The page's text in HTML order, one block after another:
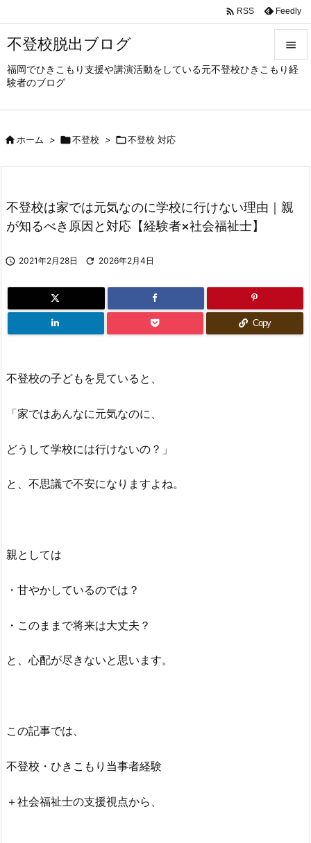
不登校脱出ブログ
福岡でひきこもり支援や講演活動をしている元不登校ひきこもり経
験者のブログ




 RSS Feedly
ホーム > 不登校 > 不登校 対応
不登校は家では元気なのに学校に行けない理由｜親
が知るべき原因と対応【経験者×社会福祉士】
 2021年2月28日  2026年2月4日
Copy
不登校の子どもを見ていると、
「家ではあんなに元気なのに、
どうして学校には行けないの？」
と、不思議で不安になりますよね。
親としては
・甘やかしているのでは？
・このままで将来は大丈夫？
と、心配が尽きないと思います。
この記事では、
不登校・ひきこもり当事者経験
＋社会福祉士の支援視点から、